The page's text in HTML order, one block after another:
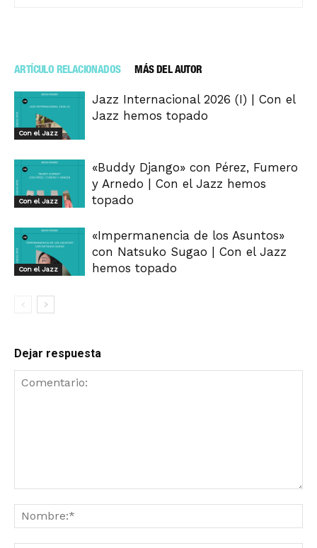
ARTÍCULO RELACIONADOS MÁS DEL AUTOR
Con el Jazz
Jazz Internacional 2026 (I) | Con el
Jazz hemos topado
Con el Jazz
«Buddy Django» con Pérez, Fumero
y Arnedo | Con el Jazz hemos
topado
Con el Jazz
«Impermanencia de los Asuntos»
con Natsuko Sugao | Con el Jazz
hemos topado
Dejar respuesta